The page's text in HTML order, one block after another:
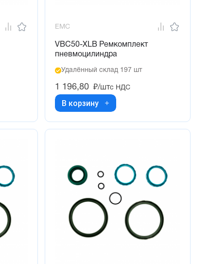
EMC
VBC50-XLB Ремкомплект
пневмоцилиндра
Удалённый склад 197 шт
1 196,80 ₽/штс НДС
В корзину